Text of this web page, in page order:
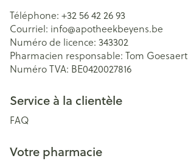
Téléphone: +32 56 42 26 93
Courriel: info@apotheekbeyens.be
Numéro de licence: 343302
Pharmacien responsable: Tom Goesaert
Numéro TVA: BE0420027816
Service à la clientèle
FAQ
Votre pharmacie